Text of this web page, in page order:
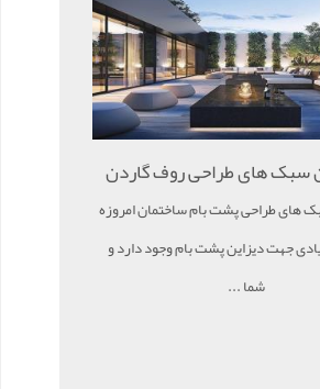
سبک های طراحی روف گاردن
های طراحی پشت بام ساختمان امروزه
جهت دیزاین پشت بام وجود دارد و
شما ...